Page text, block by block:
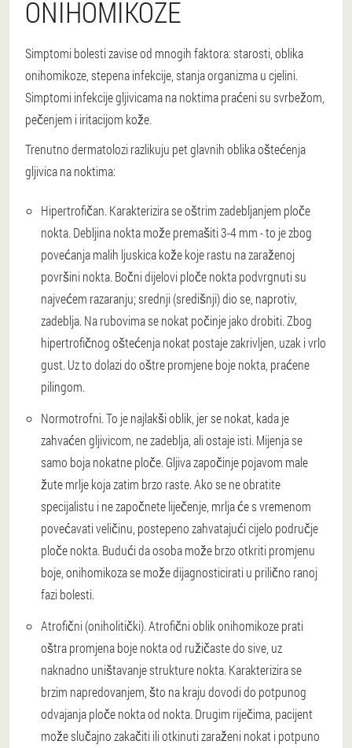
ONIHOMIKOZE
Simptomi bolesti zavise od mnogih faktora: starosti, oblika
onihomikoze, stepena infekcije, stanja organizma u cjelini.
Simptomi infekcije gljivicama na noktima praćeni su svrbežom,
pečenjem i iritacijom kože.
Trenutno dermatolozi razlikuju pet glavnih oblika oštećenja
gljivica na noktima:
Hipertrofičan. Karakterizira se oštrim zadebljanjem ploče
nokta. Debljina nokta može premašiti 3-4 mm - to je zbog
povećanja malih ljuskica kože koje rastu na zaraženoj
površini nokta. Bočni dijelovi ploče nokta podvrgnuti su
najvećem razaranju; srednji (središnji) dio se, naprotiv,
zadeblja. Na rubovima se nokat počinje jako drobiti. Zbog
hipertrofičnog oštećenja nokat postaje zakrivljen, uzak i vrlo
gust. Uz to dolazi do oštre promjene boje nokta, praćene
pilingom.
Normotrofni. To je najlakši oblik, jer se nokat, kada je
zahvaćen gljivicom, ne zadeblja, ali ostaje isti. Mijenja se
samo boja nokatne ploče. Gljiva započinje pojavom male
žute mrlje koja zatim brzo raste. Ako se ne obratite
specijalistu i ne započnete liječenje, mrlja će s vremenom
povećavati veličinu, postepeno zahvatajući cijelo područje
ploče nokta. Budući da osoba može brzo otkriti promjenu
boje, onihomikoza se može dijagnosticirati u prilično ranoj
fazi bolesti.
Atrofični (oniholitički). Atrofični oblik onihomikoze prati
oštra promjena boje nokta od ružičaste do sive, uz
naknadno uništavanje strukture nokta. Karakterizira se
brzim napredovanjem, što na kraju dovodi do potpunog
odvajanja ploče nokta od nokta. Drugim riječima, pacijent
može slučajno zakačiti ili otkinuti zaraženi nokat i potpuno